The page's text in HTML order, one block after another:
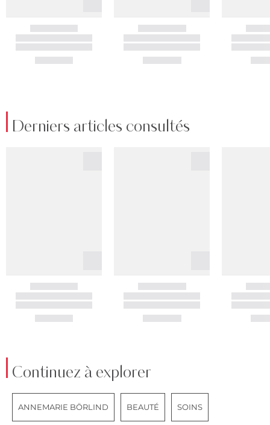
Derniers articles consultés
Continuez à explorer
ANNEMARIE BÖRLIND BEAUTÉ SOINS